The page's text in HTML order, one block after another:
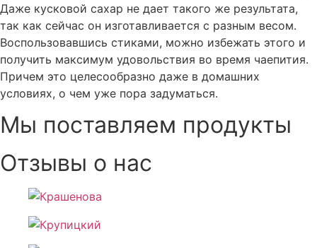
Даже кусковой сахар не дает такого же результата,
так как сейчас он изготавливается с разным весом.
Воспользовавшись стиками, можно избежать этого и
получить максимум удовольствия во время чаепития.
Причем это целесообразно даже в домашних
условиях, о чем уже пора задуматься.
Мы поставляем продукты
Отзывы о нас